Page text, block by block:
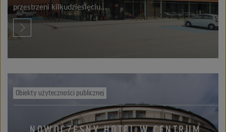
przestrzeni kilkudziesięciu...
Obiekty użyteczności publicznej
NOWOCZESNY HOTEL W CENTRUM